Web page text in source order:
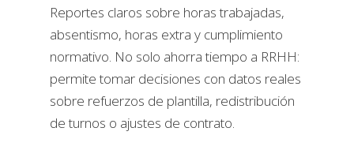
Reportes claros sobre horas trabajadas,
absentismo, horas extra y cumplimiento
normativo. No solo ahorra tiempo a RRHH:
permite tomar decisiones con datos reales
sobre refuerzos de plantilla, redistribución
de turnos o ajustes de contrato.